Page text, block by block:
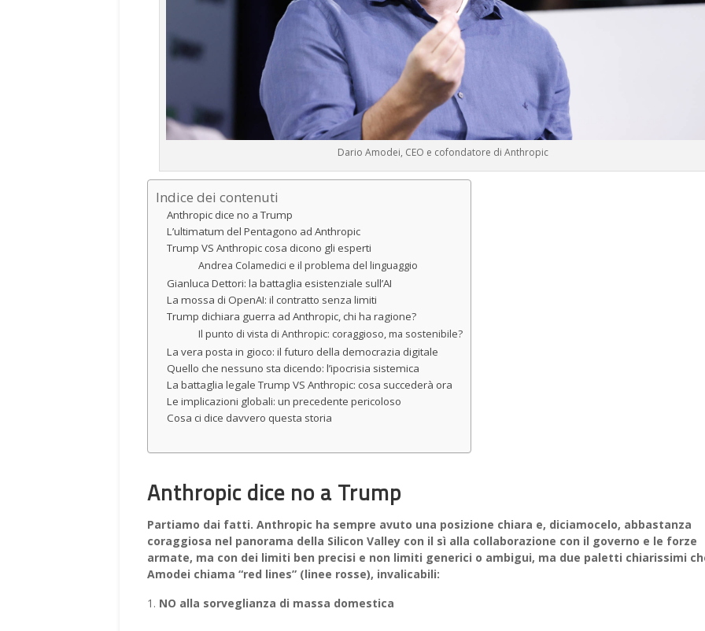
Dario Amodei, CEO e cofondatore di Anthropic
Indice dei contenuti
Anthropic dice no a Trump
L’ultimatum del Pentagono ad Anthropic
Trump VS Anthropic cosa dicono gli esperti
Andrea Colamedici e il problema del linguaggio
Gianluca Dettori: la battaglia esistenziale sull’AI
La mossa di OpenAI: il contratto senza limiti
Trump dichiara guerra ad Anthropic, chi ha ragione?
Il punto di vista di Anthropic: coraggioso, ma sostenibile?
La vera posta in gioco: il futuro della democrazia digitale
Quello che nessuno sta dicendo: l’ipocrisia sistemica
La battaglia legale Trump VS Anthropic: cosa succederà ora
Le implicazioni globali: un precedente pericoloso
Cosa ci dice davvero questa storia
Anthropic dice no a Trump
Partiamo dai fatti. Anthropic ha sempre avuto una posizione chiara e, diciamocelo, abbastanza
coraggiosa nel panorama della Silicon Valley con il sì alla collaborazione con il governo e le forze
armate, ma con dei limiti ben precisi e non limiti generici o ambigui, ma due paletti chiarissimi
Amodei chiama “red lines” (linee rosse), invalicabili:
NO alla sorveglianza di massa domestica